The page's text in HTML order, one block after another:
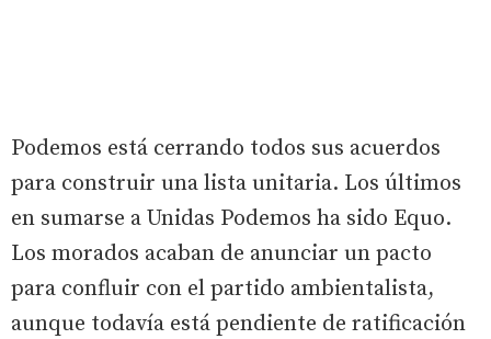
Podemos está cerrando todos sus acuerdos
para construir una lista unitaria. Los últimos
en sumarse a Unidas Podemos ha sido Equo.
Los morados acaban de anunciar un pacto
para confluir con el partido ambientalista,
aunque todavía está pendiente de ratificación